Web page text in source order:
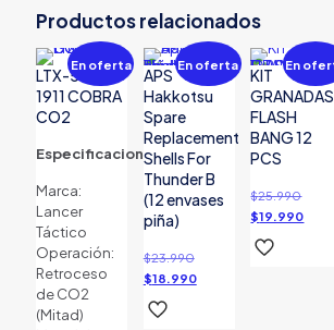
Brand
Marca
Productos relacionados
En oferta
LTX-50B
1911 COBRA
CO2
Especificaciones
Marca:
Lancer
Táctico
Operación:
Retroceso
de CO2
(Mitad)
En oferta
APS
Hakkotsu
Spare
Replacement
Shells For
Thunder B
(12 envases
piña)
$23.990El
precio
$18.990El
En
KIT
GRANADAS
FLASH
BANG 12
PCS
$25.990El
precio
$19.990El